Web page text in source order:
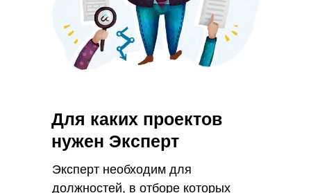
Собственная база с
источниками
Быстрые результаты -
первые резюме уже на
следующий день
4
5
Для каких проектов
нужен Эксперт
Эксперт необходим для
должностей, в отборе которых